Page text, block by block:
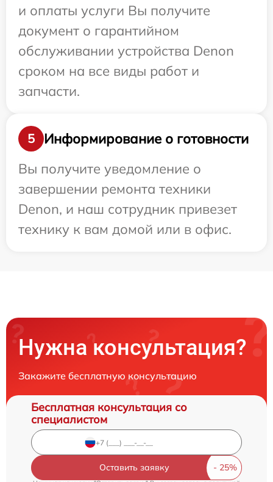
и оплаты услуги Вы получите
документ о гарантийном
обслуживании устройства Denon
сроком на все виды работ и
запчасти.
5
Информирование о готовности
Вы получите уведомление о
завершении ремонта техники
Denon, и наш сотрудник привезет
технику к вам домой или в офис.
Нужна консультация?
Закажите бесплатную консультацию
Бесплатная консультация со
специалистом
Оставить заявку